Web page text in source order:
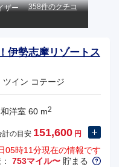
358件のクチコ
伊勢志摩リゾートス
イン コテージ
和洋室 60 m2
計の目安 151,600 円
05時11分現在の情報です
753マイル〜 貯まる